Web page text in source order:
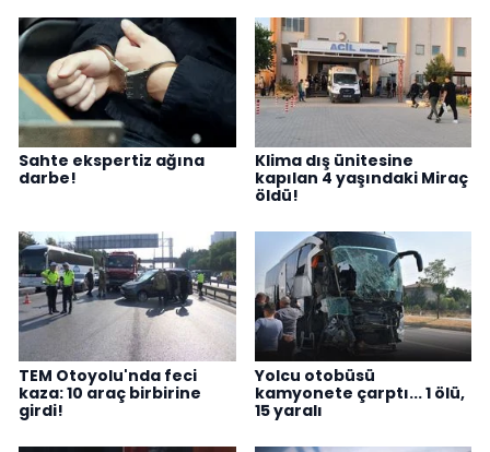
Sahte ekspertiz ağına
darbe!
Klima dış ünitesine
kapılan 4 yaşındaki Miraç
öldü!
TEM Otoyolu'nda feci
kaza: 10 araç birbirine
girdi!
Yolcu otobüsü
kamyonete çarptı... 1 ölü,
15 yaralı